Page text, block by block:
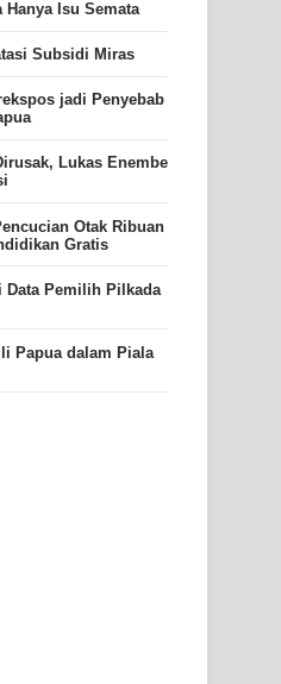
Isu Semata
Subsidi Miras
jadi Penyebab
Lukas Enembe
Otak Ribuan
Gratis
Data Pemilih Pilkada
Papua dalam Piala